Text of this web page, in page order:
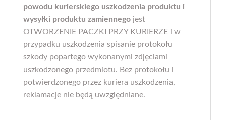
powodu kurierskiego uszkodzenia produktu i
wysyłki produktu zamiennego jest
OTWORZENIE PACZKI PRZY KURIERZE i w
przypadku uszkodzenia spisanie protokołu
szkody popartego wykonanymi zdjęciami
uszkodzonego przedmiotu. Bez protokołu i
potwierdzonego przez kuriera uszkodzenia,
reklamacje nie będą uwzględniane.